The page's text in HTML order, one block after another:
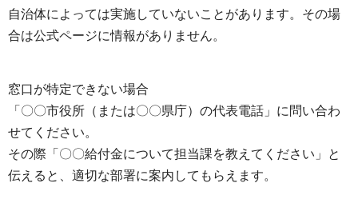
自治体によっては実施していないことがあります。その場
合は公式ページに情報がありません。
窓口が特定できない場合
「〇〇市役所（または〇〇県庁）の代表電話」に問い合わ
せてください。
その際「〇〇給付金について担当課を教えてください」と
伝えると、適切な部署に案内してもらえます。